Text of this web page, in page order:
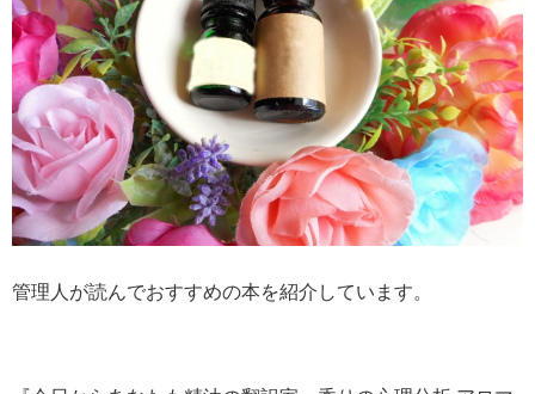
管理人が読んでおすすめの本を紹介しています。